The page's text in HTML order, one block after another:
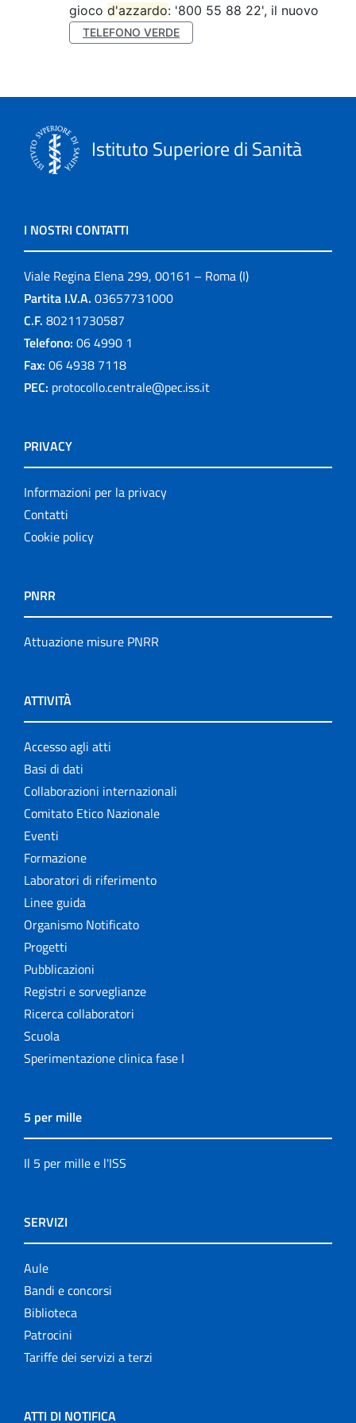
gioco d'azzardo: '800 55 88 22', il nuovo
TELEFONO VERDE
Istituto Superiore di Sanità
I NOSTRI CONTATTI
Viale Regina Elena 299, 00161 – Roma (I)
Partita I.V.A. 03657731000
C.F. 80211730587
Telefono: 06 4990 1
Fax: 06 4938 7118
PEC: protocollo.centrale@pec.iss.it
PRIVACY
Informazioni per la privacy
Contatti
Cookie policy
PNRR
Attuazione misure PNRR
ATTIVITÀ
Accesso agli atti
Basi di dati
Collaborazioni internazionali
Comitato Etico Nazionale
Eventi
Formazione
Laboratori di riferimento
Linee guida
Organismo Notificato
Progetti
Pubblicazioni
Registri e sorveglianze
Ricerca collaboratori
Scuola
Sperimentazione clinica fase I
5 per mille
Il 5 per mille e l'ISS
SERVIZI
Aule
Bandi e concorsi
Biblioteca
Patrocini
Tariffe dei servizi a terzi
ATTI DI NOTIFICA